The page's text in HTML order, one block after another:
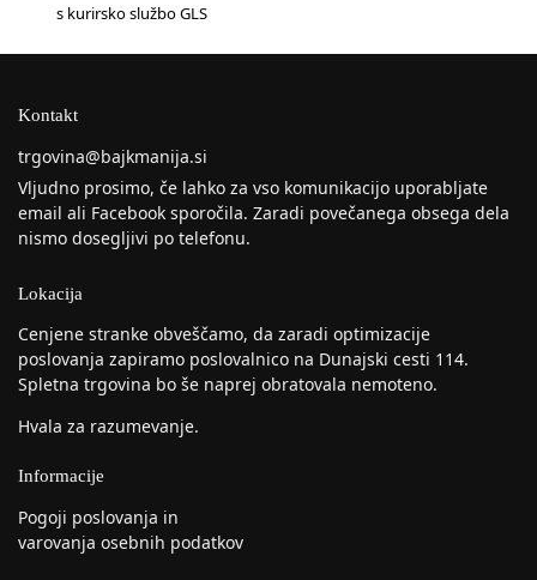
s kurirsko službo GLS
Kontakt
trgovina@bajkmanija.si
Vljudno prosimo, če lahko za vso komunikacijo uporabljate
email ali Facebook sporočila. Zaradi povečanega obsega dela
nismo dosegljivi po telefonu.
Lokacija
Cenjene stranke obveščamo, da zaradi optimizacije
poslovanja zapiramo poslovalnico na Dunajski cesti 114.
Spletna trgovina bo še naprej obratovala nemoteno.
Hvala za razumevanje.
Informacije
Pogoji poslovanja in
varovanja osebnih podatkov